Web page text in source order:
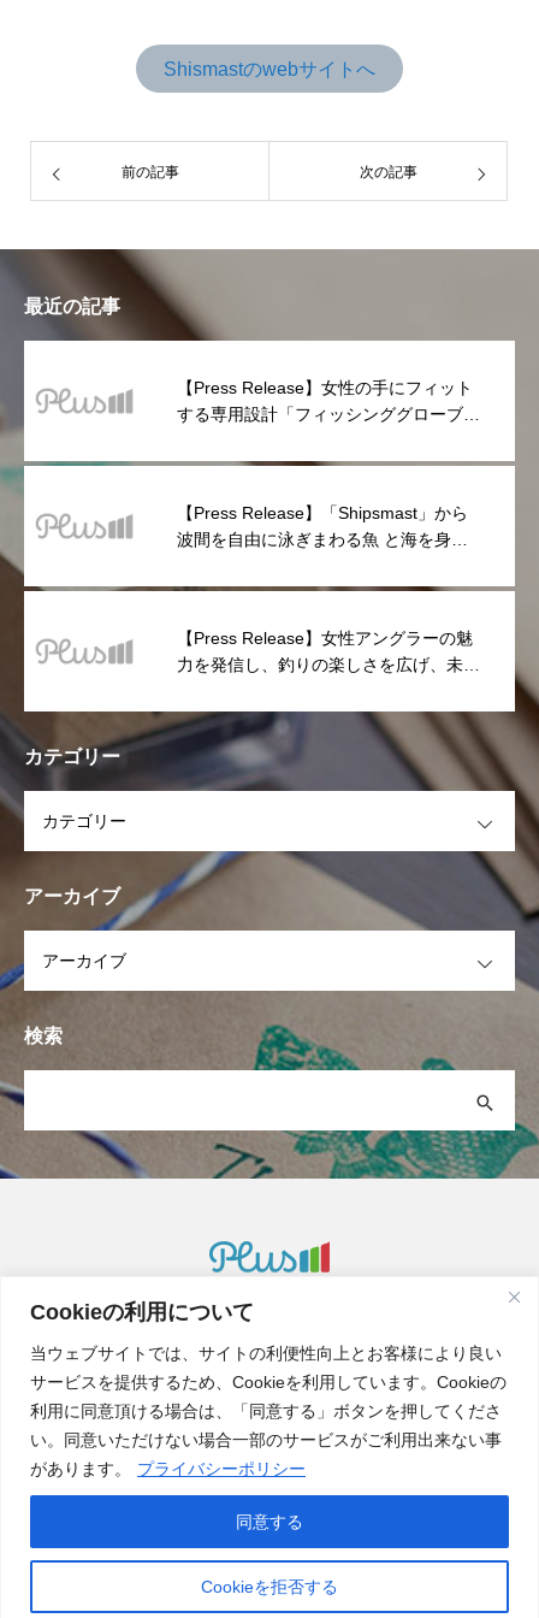
Cookieの利用について
当ウェブサイトでは、サイトの利便性向上とお客様により良い
サービスを提供するため、Cookieを利用しています。Cookieの
利用に同意頂ける場合は、「同意する」ボタンを押してくださ
い。同意いただけない場合一部のサービスがご利用出来ない事
があります。
プライバシーポリシー
Cookieを拒否する
同意する
Shismastのwebサイトへ
前の記事 次の記事
最近の記事
【Press Release】女性の手にフィット
する専用設計「フィッシンググローブ
【Press Release】「Shipsmast」から
波間を自由に泳ぎまわる魚 と海を身に
Dry」シリーズが新登場
【Press Release】女性アングラーの魅
力を発信し、釣りの楽しさを広げ、未来
「Shipsmaster Project」参加者募集
カテゴリー
アーカイブ
検索
Web catalog
Recruit
Privacy policy